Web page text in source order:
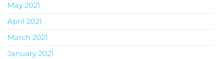
May 2021
April 2021
March 2021
January 2021